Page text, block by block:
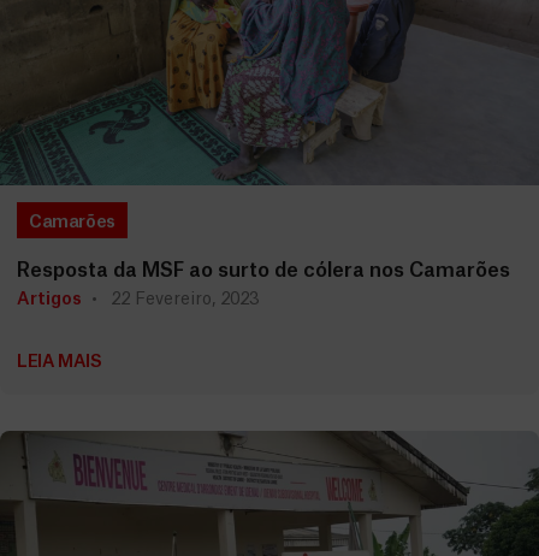
Camarões
Resposta da MSF ao surto de cólera nos Camarões
Artigos 22 Fevereiro, 2023
LEIA MAIS